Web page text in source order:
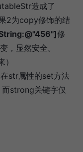
造成了
2为copy修饰的结
修
，显然安全。
str属性的set方法
strong关键字仅